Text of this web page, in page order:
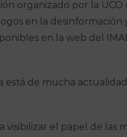
organizado por la UCO
en la desinformación
en la web del
está de mucha
visibilizar el papel de las